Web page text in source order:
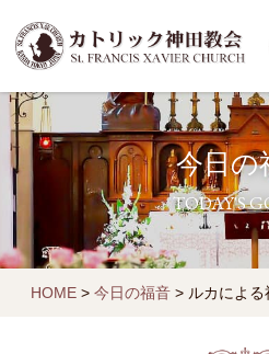
今日の
TODAY'S
HOME > 今日の福音 > ルカによる